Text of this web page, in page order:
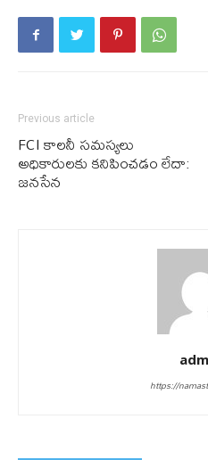
Previous article
FCI కాలనీ సమస్యలు
అధికారులకు కనిపించడం లేదా:
జనసేన
https://